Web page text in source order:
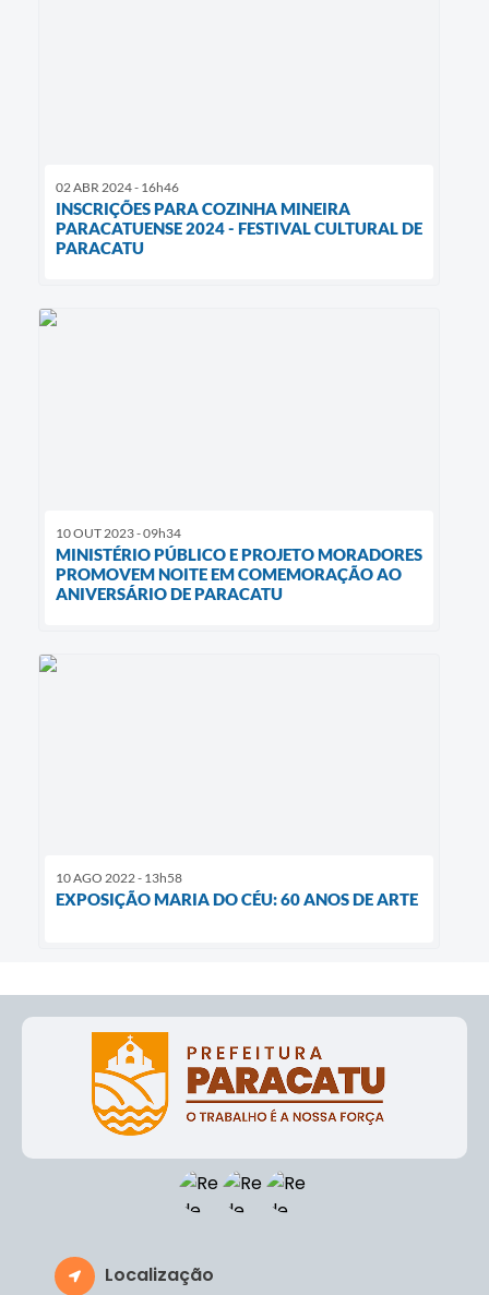
02 ABR 2024 - 16h46
INSCRIÇÕES PARA COZINHA MINEIRA
PARACATUENSE 2024 - FESTIVAL CULTURAL DE
PARACATU
10 OUT 2023 - 09h34
MINISTÉRIO PÚBLICO E PROJETO MORADORES
PROMOVEM NOITE EM COMEMORAÇÃO AO
ANIVERSÁRIO DE PARACATU
10 AGO 2022 - 13h58
EXPOSIÇÃO MARIA DO CÉU: 60 ANOS DE ARTE
Localização